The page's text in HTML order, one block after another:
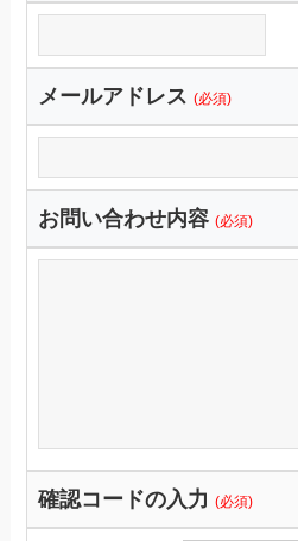
メールアドレス (必須)
お問い合わせ内容 (必須)
確認コードの入力(必須)